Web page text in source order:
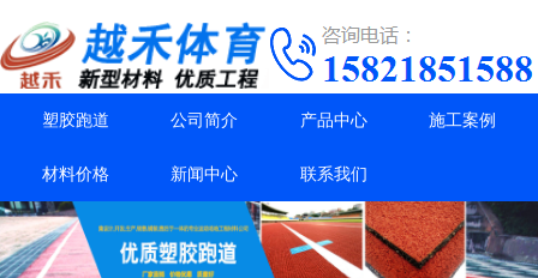
塑胶跑道 公司简介 产品中心 施工案例
材料价格 新闻中心 联系我们